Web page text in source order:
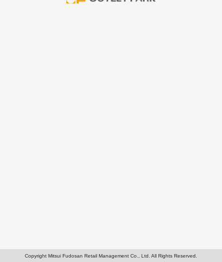
Copyright Mitsui Fudosan Retail Management Co., Ltd. All Rights Reserved.